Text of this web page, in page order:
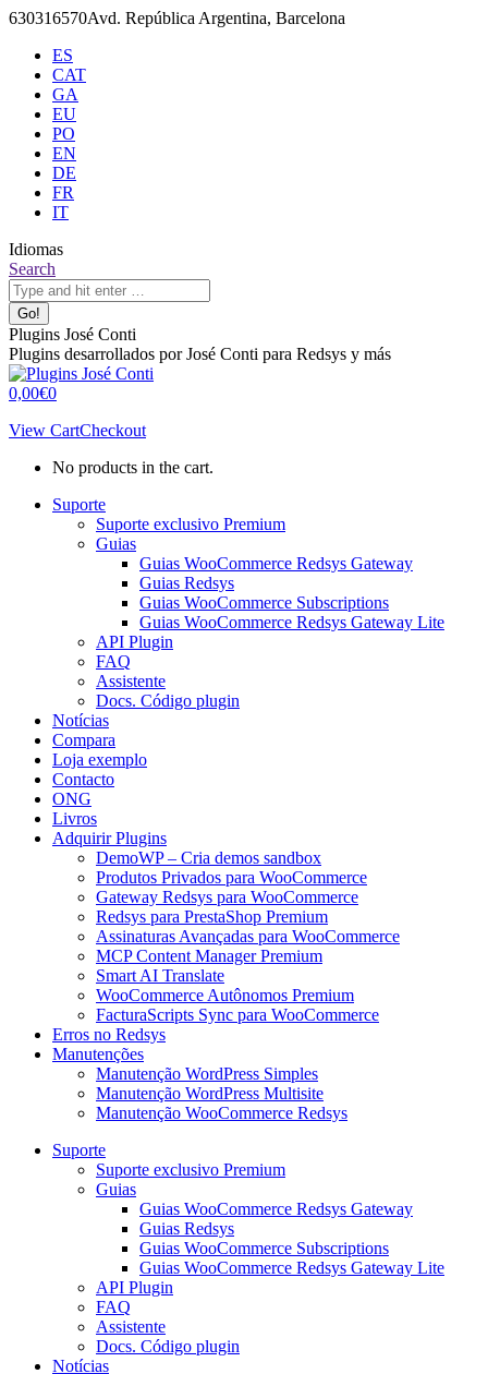
Skip
content
630316570Avd. República Argentina, Barcelona
ES
CAT
GA
EU
PO
EN
DE
FR
IT
Idiomas
X
page
opens
in
new
window
Github
page
opens
in
new
window
Search:
Search
Plugins José Conti
Plugins desarrollados por José Conti para Redsys y más
0,00€0
View CartCheckout
No products in the cart.
Suporte
Suporte exclusivo Premium
Guias
Guias WooCommerce Redsys Gateway
Guias Redsys
Guias WooCommerce Subscriptions
Guias WooCommerce Redsys Gateway Lite
API Plugin
FAQ
Assistente
Docs. Código plugin
Notícias
Compara
Loja exemplo
Contacto
ONG
Livros
Adquirir Plugins
DemoWP – Cria demos sandbox
Produtos Privados para WooCommerce
Gateway Redsys para WooCommerce
Redsys para PrestaShop Premium
Assinaturas Avançadas para WooCommerce
MCP Content Manager Premium
Smart AI Translate
WooCommerce Autônomos Premium
FacturaScripts Sync para WooCommerce
Erros no Redsys
Manutenções
Manutenção WordPress Simples
Manutenção WordPress Multisite
Manutenção WooCommerce Redsys
Suporte
Suporte exclusivo Premium
Guias
Guias WooCommerce Redsys Gateway
Guias Redsys
Guias WooCommerce Subscriptions
Guias WooCommerce Redsys Gateway Lite
API Plugin
FAQ
Assistente
Docs. Código plugin
Notícias